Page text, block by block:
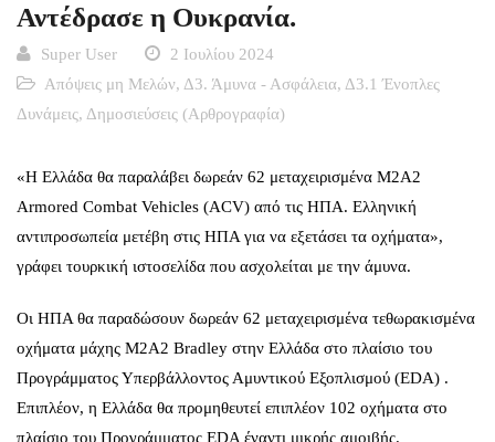
Αντέδρασε η Ουκρανία.
Super User
2 Ιουλίου 2024
Απόψεις μη Μελών, Δ3. Άμυνα - Ασφάλεια, Δ3.1 Ένοπλες
Δυνάμεις, Δημοσιεύσεις (Αρθρογραφία)
«Η Ελλάδα θα παραλάβει δωρεάν 62 μεταχειρισμένα M2A2
Armored Combat Vehicles (ACV) από τις ΗΠΑ. Ελληνική
αντιπροσωπεία μετέβη στις ΗΠΑ για να εξετάσει τα οχήματα»,
γράφει τουρκική ιστοσελίδα που ασχολείται με την άμυνα.
Οι ΗΠΑ θα παραδώσουν δωρεάν 62 μεταχειρισμένα τεθωρακισμένα
οχήματα μάχης M2A2 Bradley στην Ελλάδα στο πλαίσιο του
Προγράμματος Υπερβάλλοντος Αμυντικού Εξοπλισμού (EDA) .
Επιπλέον, η Ελλάδα θα προμηθευτεί επιπλέον 102 οχήματα στο
πλαίσιο του Προγράμματος EDA έναντι μικρής αμοιβής.